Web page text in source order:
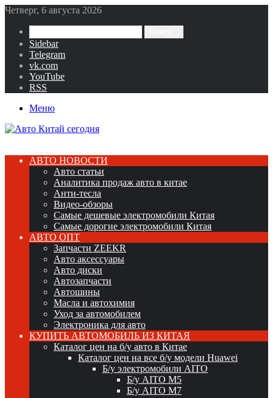
Четверг, 6 августа 2026
Sidebar
Telegram
vk.com
YouTube
RSS
Меню
АВТО НОВОСТИ
Авто статьи
Аналитика продаж авто в китае
Анти-тесла
Видео-обзоры
Самые дешевые электромобили Китая
Самые дорогие электромобили Китая
АВТО ОПТ
Запчасти ZEEKR
Авто аксессуары
Авто диски
Автозапчасти
Автошины
Масла и автохимия
Уход за автомобилем
Электроника для авто
КУПИТЬ АВТОМОБИЛЬ ИЗ КИТАЯ
Каталог цен на б/у авто в Китае
Каталог цен на все б/у модели Huawei
Б/у электромобили AITO
Б/у AITO M5
Б/у AITO M7